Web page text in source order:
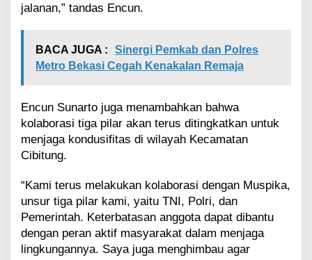
jalanan,” tandas Encun.
BACA JUGA :
Sinergi Pemkab dan Polres
Metro Bekasi Cegah Kenakalan Remaja
Encun Sunarto juga menambahkan bahwa
kolaborasi tiga pilar akan terus ditingkatkan untuk
menjaga kondusifitas di wilayah Kecamatan
Cibitung.
“Kami terus melakukan kolaborasi dengan Muspika,
unsur tiga pilar kami, yaitu TNI, Polri, dan
Pemerintah. Keterbatasan anggota dapat dibantu
dengan peran aktif masyarakat dalam menjaga
lingkungannya. Saya juga menghimbau agar